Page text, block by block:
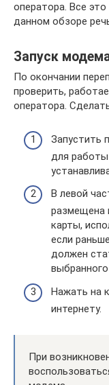
оператора. Все
данном обзоре
Запуск
По окончании
проверить,
оператора.
Запустить
для
В левой
размещена
карты,
если
должен
Нажать на
интернету.
При